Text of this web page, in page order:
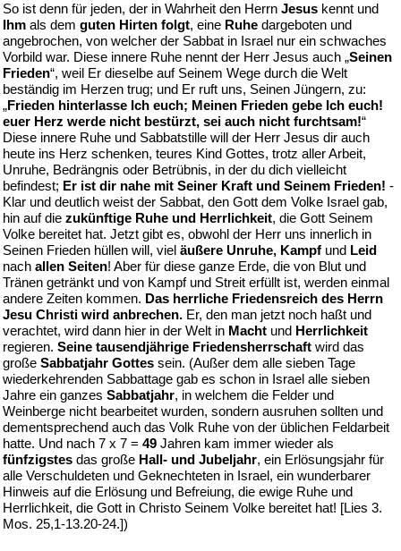
So ist denn für jeden, der in Wahrheit den Herrn Jesus kennt und
Ihm als dem guten Hirten folgt, eine Ruhe dargeboten und
angebrochen, von welcher der Sabbat in Israel nur ein schwaches
Vorbild war. Diese innere Ruhe nennt der Herr Jesus auch „Seinen
Frieden“, weil Er dieselbe auf Seinem Wege durch die Welt
beständig im Herzen trug; und Er ruft uns, Seinen Jüngern, zu:
„Frieden hinterlasse Ich euch; Meinen Frieden gebe Ich euch!
euer Herz werde nicht bestürzt, sei auch nicht furchtsam!“
Diese innere Ruhe und Sabbatstille will der Herr Jesus dir auch
heute ins Herz schenken, teures Kind Gottes, trotz aller Arbeit,
Unruhe, Bedrängnis oder Betrübnis, in der du dich vielleicht
befindest; Er ist dir nahe mit Seiner Kraft und Seinem Frieden! -
Klar und deutlich weist der Sabbat, den Gott dem Volke Israel gab,
hin auf die zukünftige Ruhe und Herrlichkeit, die Gott Seinem
Volke bereitet hat. Jetzt gibt es, obwohl der Herr uns innerlich in
Seinen Frieden hüllen will, viel äußere Unruhe, Kampf und Leid
nach allen Seiten! Aber für diese ganze Erde, die von Blut und
Tränen getränkt und von Kampf und Streit erfüllt ist, werden einmal
andere Zeiten kommen. Das herrliche Friedensreich des Herrn
Jesu Christi wird anbrechen. Er, den man jetzt noch haßt und
verachtet, wird dann hier in der Welt in Macht und Herrlichkeit
regieren. Seine tausendjährige Friedensherrschaft wird das
große Sabbatjahr Gottes sein. (Außer dem alle sieben Tage
wiederkehrenden Sabbattage gab es schon in Israel alle sieben
Jahre ein ganzes Sabbatjahr, in welchem die Felder und
Weinberge nicht bearbeitet wurden, sondern ausruhen sollten und
dementsprechend auch das Volk Ruhe von der üblichen Feldarbeit
hatte. Und nach 7 x 7 = 49 Jahren kam immer wieder als
fünfzigstes das große Hall- und Jubeljahr, ein Erlösungsjahr für
alle Verschuldeten und Geknechteten in Israel, ein wunderbarer
Hinweis auf die Erlösung und Befreiung, die ewige Ruhe und
Herrlichkeit, die Gott in Christo Seinem Volke bereitet hat! [Lies 3.
Mos. 25,1-13.20-24.])